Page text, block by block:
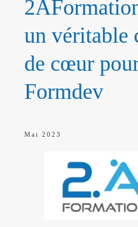
un véritable
de cœur
Formdev
Mai 2023